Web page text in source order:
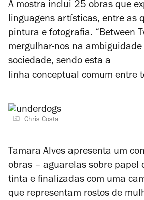
A mostra inclui 25 obras que
linguagens artísticas, entre as
pintura e fotografia. “Between
mergulhar-nos na
sociedade, sendo esta a
linha conceptual comum entre
Chris Costa
Tamara Alves apresenta um
obras – aguarelas sobre papel
tinta e finalizadas com uma
que representam rostos de